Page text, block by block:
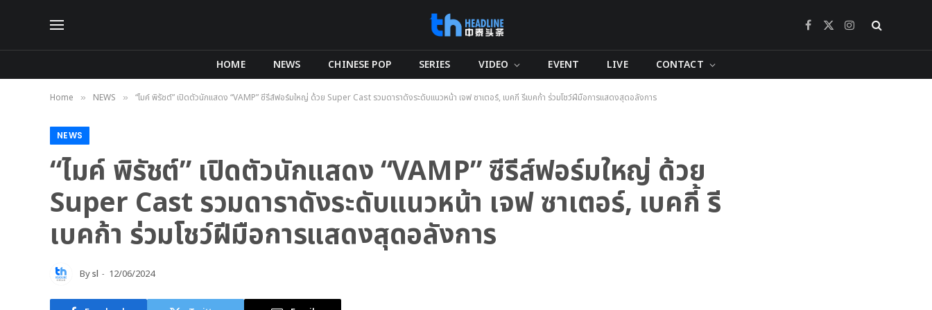
Facebook
X
Instagram
HOME NEWS CHINESE POP SERIES VIDEO EVENT LIVE CONTACT
Home » NEWS » “ไมค์ พิรัชต์” เปิดตัวนักแสดง “VAMP” ซีรีส์ฟอร์มใหญ่ ด้วย Super Cast รวมดาราดังระดับแนวหน้า เจฟ ซาเตอร์, เบคกี้ รีเบคก้า ร่วมโชว์ฝีมือการแสดงสุดอลังการ
NEWS
“ไมค์ พิรัชต์” เปิดตัวนักแสดง “VAMP” ซีรีส์ฟอร์มใหญ่ ด้วย
Super Cast รวมดาราดังระดับแนวหน้า เจฟ ซาเตอร์, เบคกี้ รี
เบคก้า ร่วมโชว์ฝีมือการแสดงสุดอลังการ
Bysl 12/06/2024